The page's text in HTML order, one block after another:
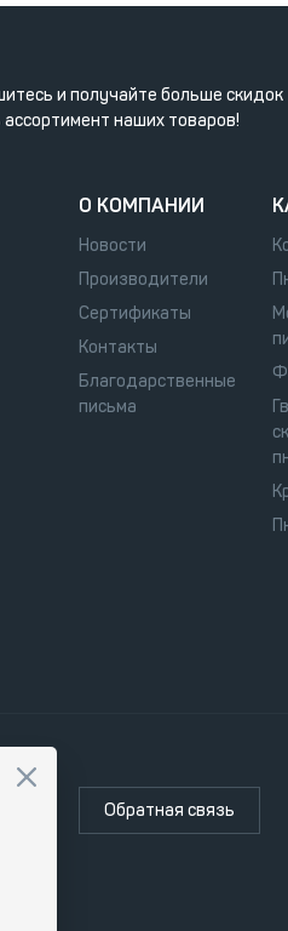
и получайте больше скидок
ассортимент наших товаров!
О КОМПАНИИ
Новости
Производители
Сертификаты
Контакты
Благодарственные
письма
Обратная связь